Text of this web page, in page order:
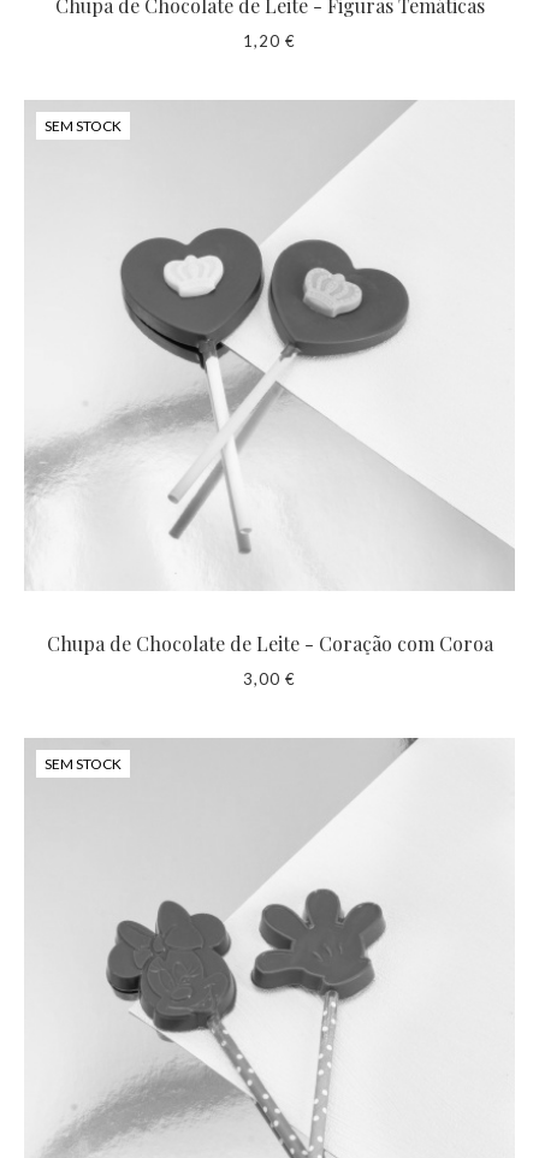
Chupa de Chocolate de Leite - Figuras Temáticas
1,20 €
SEM STOCK
Chupa de Chocolate de Leite - Coração com Coroa
3,00 €
SEM STOCK